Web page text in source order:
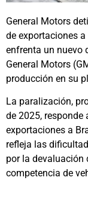
General Motors
de exportaciones
enfrenta un nuevo
General Motors
producción en su
La paralización,
de 2025,
exportaciones a
refleja las
por la devaluación
competencia de